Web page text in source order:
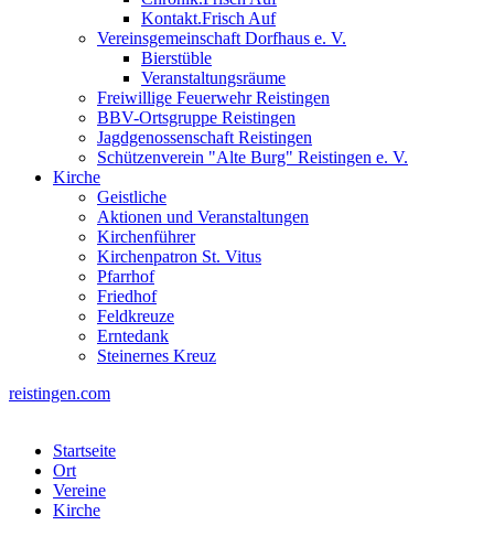
Kontakt.Frisch Auf
Vereinsgemeinschaft Dorfhaus e. V.
Bierstüble
Veranstaltungsräume
Freiwillige Feuerwehr Reistingen
BBV-Ortsgruppe Reistingen
Jagdgenossenschaft Reistingen
Schützenverein "Alte Burg" Reistingen e. V.
Kirche
Geistliche
Aktionen und Veranstaltungen
Kirchenführer
Kirchenpatron St. Vitus
Pfarrhof
Friedhof
Feldkreuze
Erntedank
Steinernes Kreuz
reistingen.com
Startseite
Ort
Vereine
Kirche